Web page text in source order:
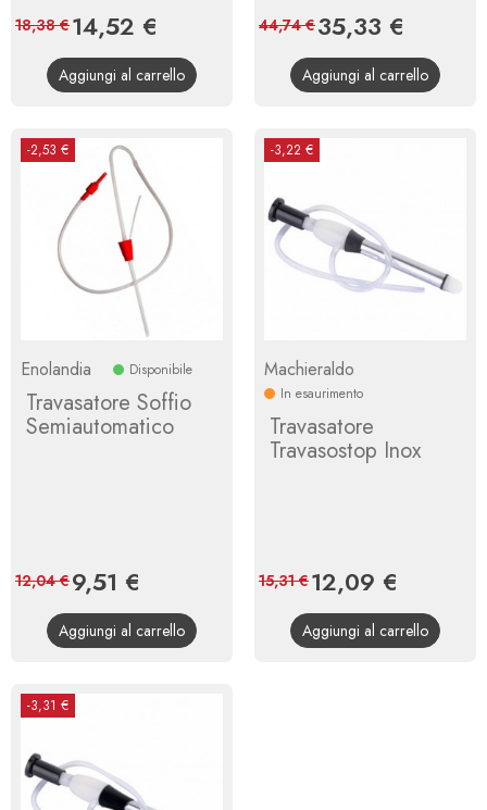
Prezzo
14,52 €
base
18,38 €
Aggiungi al carrello
Prezzo
35,33 €
base
44,74 €
Aggiungi al carrello
-2,53 €
Enolandia Disponibile
Travasatore Soffio
Semiautomatico
Prezzo
9,51 €
base
12,04 €
Aggiungi al carrello
-3,22 €
Machieraldo
In esaurimento
Travasatore
Travasostop Inox
Prezzo
12,09 €
base
15,31 €
Aggiungi al carrello
-3,31 €